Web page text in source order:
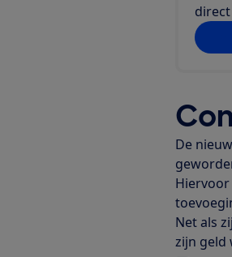
De
Net als
zijn geld